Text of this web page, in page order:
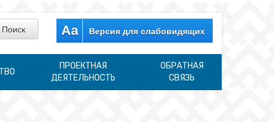
Aa Версия для слабовидящих
ПРОЕКТНАЯ
ДЕЯТЕЛЬНОСТЬ
ОБРАТНАЯ
СВЯЗЬ